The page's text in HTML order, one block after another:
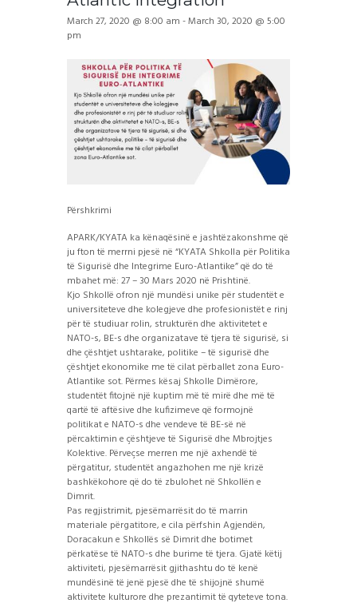
March 27, 2020 @ 8:00 am -March 30, 2020 @ 5:00
pm
Përshkrimi
APARK/KYATA ka kënaqësinë e jashtëzakonshme që
ju fton të merrni pjesë në “KYATA Shkolla për Politika
të Sigurisë dhe Integrime Euro-Atlantike” që do të
mbahet më: 27 – 30 Mars 2020 në Prishtinë.
Kjo Shkollë ofron një mundësi unike për studentët e
universiteteve dhe kolegjeve dhe profesionistët e rinj
për të studiuar rolin, strukturën dhe aktivitetet e
NATO-s, BE-s dhe organizatave të tjera të sigurisë, si
dhe çështjet ushtarake, politike – të sigurisë dhe
çështjet ekonomike me të cilat përballet zona Euro-
Atlantike sot. Përmes kësaj Shkolle Dimërore,
studentët fitojnë një kuptim më të mirë dhe më të
qartë të aftësive dhe kufizimeve që formojnë
politikat e NATO-s dhe vendeve të BE-së në
përcaktimin e çështjeve të Sigurisë dhe Mbrojtjes
Kolektive. Përveçse merren me një axhendë të
përgatitur, studentët angazhohen me një krizë
bashkëkohore që do të zbulohet në Shkollën e
Dimrit.
Pas regjistrimit, pjesëmarrësit do të marrin
materiale përgatitore, e cila përfshin Agjendën,
Doracakun e Shkollës së Dimrit dhe botimet
përkatëse të NATO-s dhe burime të tjera. Gjatë këtij
aktiviteti, pjesëmarrësit gjithashtu do të kenë
mundësinë të jenë pjesë dhe të shijojnë shumë
aktivitete kulturore dhe prezantimit të qyteteve tona.